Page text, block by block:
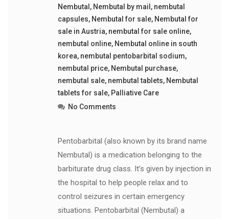
Nembutal , Nembutal by mail , nembutal
capsules, Nembutal for sale, Nembutal for
sale in Austria, nembutal for sale online,
nembutal online, Nembutal online in south
korea, nembutal pentobarbital sodium,
nembutal price, Nembutal purchase,
nembutal sale, nembutal tablets, Nembutal
tablets for sale, Palliative Care
No Comments
Pentobarbital (also known by its brand name
Nembutal) is a medication belonging to the
barbiturate drug class. It’s given by injection in
the hospital to help people relax and to
control seizures in certain emergency
situations. Pentobarbital (Nembutal) a